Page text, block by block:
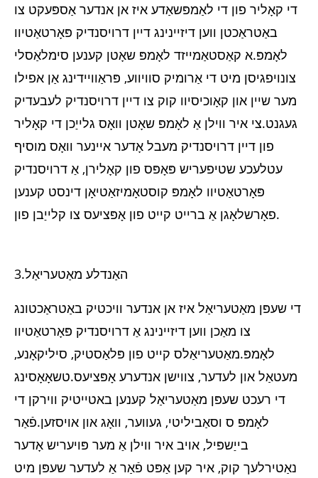
די קאָליר פון די לאַמפּשאַדע איז אן אנדער אַספּעקט צו
באַטראַכטן ווען דיזיינינג דיין דרויסנדיק פּאָרטאַטיוו
לאָמפּ.א קאַסטאַמייזד לאָמפּ שאָטן קענען סימלאַסלי
צונויפגיסן מיט די אַרומיק סוויווע, פּראַוויידינג אַן אפילו
מער שיין און קאָוכיסיוו קוק צו דיין דרויסנדיק לעבעדיק
געגנט.צי איר ווילן אַ לאָמפּ שאָטן וואָס גלייַכן די קאָליר
פון דיין דרויסנדיק מעבל אָדער איינער וואָס מוסיף
עטלעכע שטיפעריש פּאָפּס פון קאָלירן, אַ דרויסנדיק
פּאָרטאַטיוו לאָמפּ קוסטאָמיזאַטיאָן דינסט קענען
פאָרשלאָגן אַ ברייט קייט פון אָפּציעס צו קלייַבן פון.
3.האַנדלע מאַטעריאַל
די שעפּן מאַטעריאַל איז אן אנדער וויכטיק באַטראַכטונג
צו מאַכן ווען דיזיינינג אַ דרויסנדיק פּאָרטאַטיוו
לאָמפּ.מאַטעריאַלס קייט פון פּלאַסטיק, סיליקאָנע,
מעטאַל און לעדער, צווישן אנדערע אָפּציעס.טשאָאָסינג
די רעכט שעפּן מאַטעריאַל קענען באטייטיק ווירקן די
לאָמפּ ס וסאַביליטי, געווער, וואָג און אויסזען.פֿאַר
בייַשפּיל, אויב איר ווילן אַ מער פּויעריש אָדער
נאַטירלעך קוק, איר קען אַפּט פֿאַר אַ לעדער שעפּן מיט